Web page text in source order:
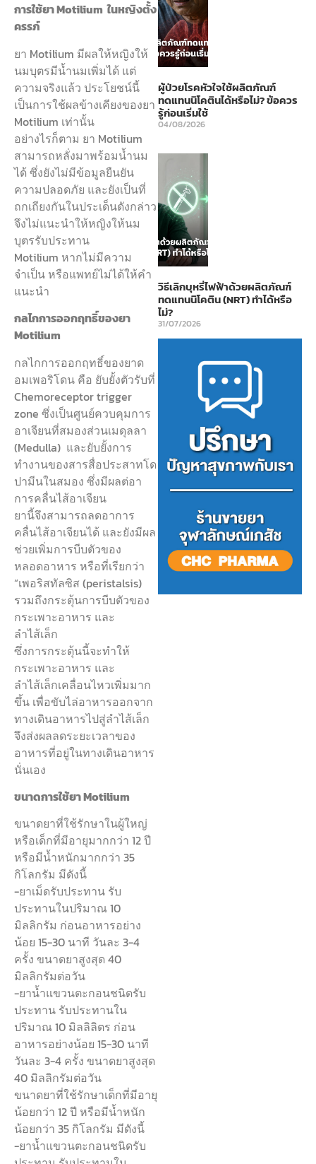
การใช้ยา Motilium ในหญิงตั้ง
ครรภ์
ยา Motilium มีผลให้หญิงให้
นมบุตรมีน้ำนมเพิ่มได้ แต่
ความจริงแล้ว ประโยชน์นี้
เป็นการใช้ผลข้างเคียงของยา
Motilium เท่านั้น
อย่างไรก็ตาม ยา Motilium
สามารถหลั่งมาพร้อมน้ำนม
ได้ ซึ่งยังไม่มีข้อมูลยืนยัน
ความปลอดภัย และยังเป็นที่
ถกเถียงกันในประเด็นดังกล่าว
จึงไม่แนะนำให้หญิงให้นม
บุตรรับประทาน
Motilium หากไม่มีความ
จำเป็น หรือแพทย์ไม่ได้ให้คำ
แนะนำ
กลไกการออกฤทธิ์ของยา
Motilium
กลไกการออกฤทธิ์ของยาด
อมเพอริโดน คือ ยับยั้งตัวรับที่
Chemoreceptor trigger
zone ซึ่งเป็นศูนย์ควบคุมการ
อาเจียนที่สมองส่วนเมดุลลา
(Medulla) และยับยั้งการ
ทำงานของสารสื่อประสาทโด
ปามีนในสมอง ซึ่งมีผลต่อา
การคลื่นไส้อาเจียน
ยานี้จึงสามารถลดอาการ
คลื่นไส้อาเจียนได้ และยังมีผล
ช่วยเพิ่มการบีบตัวของ
หลอดอาหาร หรือที่เรียกว่า
“เพอริสทัลซิส (peristalsis)
รวมถึงกระตุ้นการบีบตัวของ
กระเพาะอาหาร และ
ลำไส้เล็ก
ซึ่งการกระตุ้นนี้จะทำให้
กระเพาะอาหาร และ
ลำไส้เล็กเคลื่อนไหวเพิ่มมาก
ขึ้น เพื่อขับไล่อาหารออกจาก
ทางเดินอาหารไปสู่ลำไส้เล็ก
จึงส่งผลลดระยะเวลาของ
อาหารที่อยู่ในทางเดินอาหาร
นั่นเอง
ขนาดการใช้ยา Motilium
ขนาดยาที่ใช้รักษาในผู้ใหญ่
หรือเด็กที่มีอายุมากกว่า 12 ปี
หรือมีน้ำหนักมากกว่า 35
กิโลกรัม มีดังนี้
-ยาเม็ดรับประทาน รับ
ประทานในปริมาณ 10
มิลลิกรัม ก่อนอาหารอย่าง
น้อย 15-30 นาที วันละ 3-4
ครั้ง ขนาดยาสูงสุด 40
มิลลิกรัมต่อวัน
-ยาน้ำแขวนตะกอนชนิดรับ
ประทาน รับประทานใน
ปริมาณ 10 มิลลิลิตร ก่อน
อาหารอย่างน้อย 15-30 นาที
วันละ 3-4 ครั้ง ขนาดยาสูงสุด
40 มิลลิกรัมต่อวัน
ขนาดยาที่ใช้รักษาเด็กที่มีอายุ
น้อยกว่า 12 ปี หรือมีน้ำหนัก
น้อยกว่า 35 กิโลกรัม มีดังนี้
-ยาน้ำแขวนตะกอนชนิดรับ
ผู้ป่วยโรคหัวใจใช้ผลิตภัณฑ์
ทดแทนนิโคตินได้หรือไม่? ข้อควร
รู้ก่อนเริ่มใช้
04/08/2026
วิธีเลิกบุหรี่ไฟฟ้าด้วยผลิตภัณฑ์
ทดแทนนิโคติน (NRT) ทำได้หรือ
ไม่?
31/07/2026